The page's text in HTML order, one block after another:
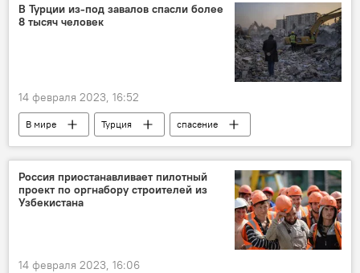
В Турции из-под завалов спасли более
8 тысяч человек
14 февраля 2023, 16:52
В мире Турция
спасение
люди
Россия приостанавливает пилотный
проект по оргнабору строителей из
Узбекистана
14 февраля 2023, 16:06